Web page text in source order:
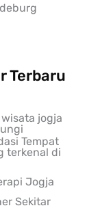
Terbaru
jogja
Tempat
terkenal di
Jogja
Sekitar